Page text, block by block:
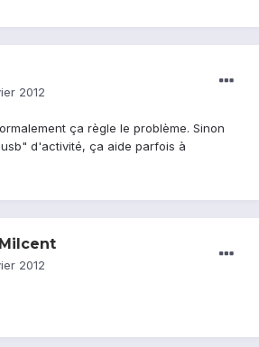
2012
ça règle le problème. Sinon
d'activité, ça aide parfois à
2012